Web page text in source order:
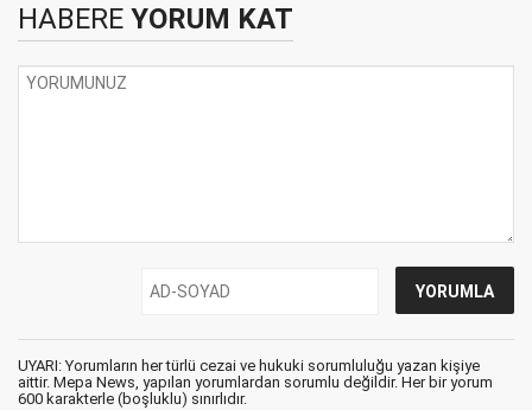
HABERE YORUM KAT
UYARI: Yorumların her türlü cezai ve hukuki sorumluluğu yazan kişiye
aittir. Mepa News, yapılan yorumlardan sorumlu değildir. Her bir yorum
600 karakterle (boşluklu) sınırlıdır.